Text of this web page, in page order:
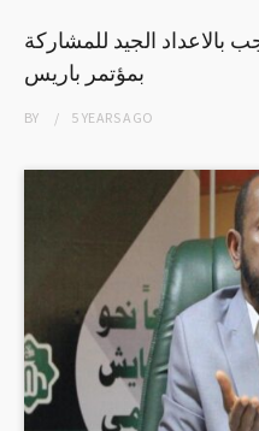
بالاعداد الجيد للمشاركة
بمؤتمر باريس
BY 5 YEARSAGO